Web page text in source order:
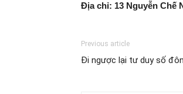
Địa chỉ: 13 Nguyễn Chế
Previous article
Đi ngược lại tư duy số